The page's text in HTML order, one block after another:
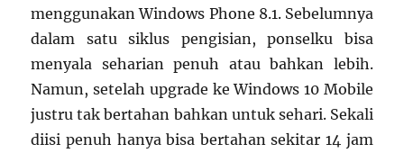
menggunakan Windows Phone 8.1. Sebelumnya
dalam satu siklus pengisian, ponselku bisa
menyala seharian penuh atau bahkan lebih.
Namun, setelah upgrade ke Windows 10 Mobile
justru tak bertahan bahkan untuk sehari. Sekali
diisi penuh hanya bisa bertahan sekitar 14 jam